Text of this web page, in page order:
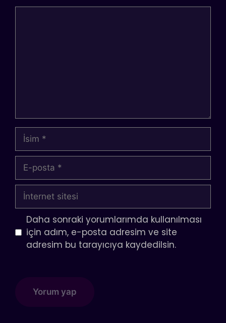
İsim
posta
İnternet
sitesi
Daha sonraki yorumlarımda kullanılması
için adım, e-posta adresim ve site
adresim bu tarayıcıya kaydedilsin.